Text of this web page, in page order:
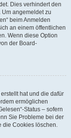
Dies verhindert den
angemeldet zu
beim Anmelden
an einem öffentlichen
Wenn diese Option
der Board-
hat und die dafür
ermöglichen
Status – sofern
Sie Probleme bei der
die Cookies löschen.